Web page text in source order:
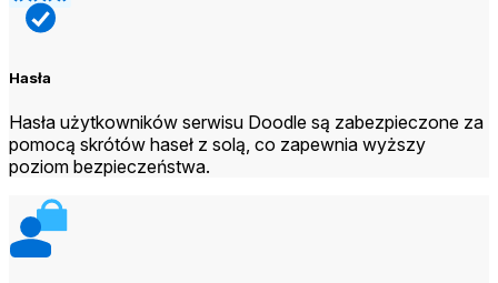
Hasła
Hasła użytkowników serwisu Doodle są zabezpieczone za
pomocą skrótów haseł z solą, co zapewnia wyższy
poziom bezpieczeństwa.